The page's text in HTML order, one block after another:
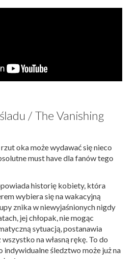
/ The Vanishing
oka może wydawać się nieco
must have dla fanów tego
historię kobiety, która
wybiera się na wakacyjną
znika w niewyjaśnionych nigdy
jej chłopak, nie mogąc
sytuacją, postanawia
na własną rękę. To do
indywidualne śledztwo może już na